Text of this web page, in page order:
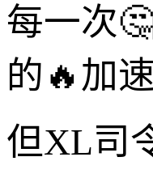
每一次
的🔥加
但XL司